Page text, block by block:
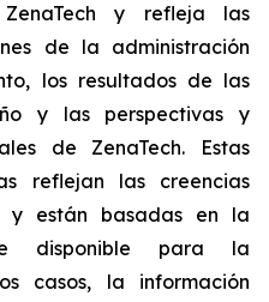
y refleja las
de la administración
los resultados de las
y las perspectivas y
de ZenaTech. Estas
reflejan las creencias
y están basadas en la
disponible para la
casos, la información